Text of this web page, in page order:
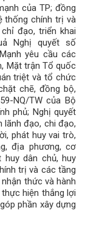
của TP; đồng
thống chính trị và
đạo, triển khai
Nghị quyết số
yêu cầu các
Mặt trận Tổ quốc
triệt và tổ chức
chẽ, đồng bộ,
NQ/TW của Bộ
phủ; Nghị quyết
lãnh đạo, chi đạo,
phát huy vai trò,
địa phương, cơ
dân chủ, huy
trị và các tầng
thức và hành
hiện thắng lợi
phần xây dựng